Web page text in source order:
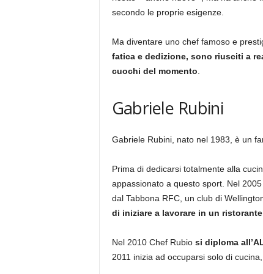
secondo le proprie esigenze.
Ma diventare uno chef famoso e
fatica e dedizione, sono riusciti a
cuochi del momento
Gabriele Rubini
Gabriele Rubini, nato nel 1983, è un
Prima di dedicarsi totalmente alla
appassionato a questo sport. Nel
dal Tabbona RFC, un club di
di iniziare a lavorare in un
Nel 2010 Chef Rubio si diploma
2011 inizia ad occuparsi solo di